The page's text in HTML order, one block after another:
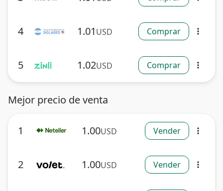
4 1.01 USD Comprar more_vert
5 1.02USD Comprar more_vert
Mejor precio de venta
1 1.00USD Vender more_vert
2 1.00USD Vender more_vert